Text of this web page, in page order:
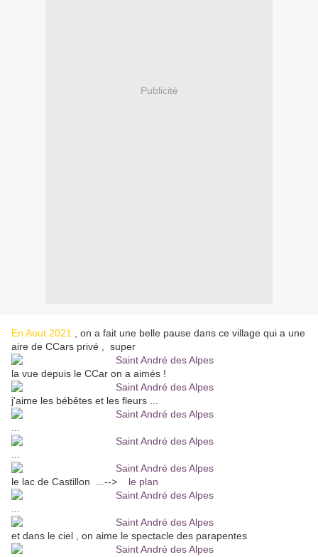
Publicité
En Aout 2021
, on a fait une belle pause dans ce village qui a une
aire de CCars privé , super
la vue depuis le CCar on a aimés !
j'aime les bébêtes et les fleurs ...
le lac de Castillon ...--> le plan
et dans le ciel , on aime le spectacle des parapentes